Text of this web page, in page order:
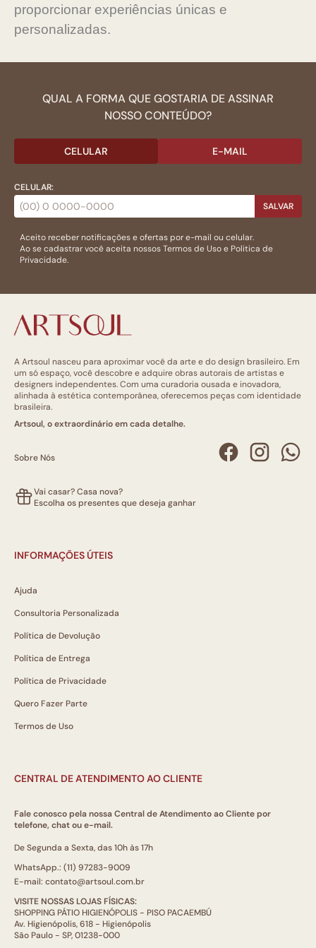
proporcionar experiências únicas e
personalizadas.
QUAL A FORMA QUE GOSTARIA DE ASSINAR
NOSSO CONTEÚDO?
CELULAR E-MAIL
CELULAR:
SALVAR
Aceito receber notificações e ofertas por e-mail ou celular.
Ao se cadastrar você aceita nossosTermos de Usoe Politica de
Privacidade.
A Artsoul nasceu para aproximar você da arte e do design brasileiro. Em
um só espaço, você descobre e adquire obras autorais de artistas e
designers independentes. Com uma curadoria ousada e inovadora,
alinhada à estética contemporânea, oferecemos peças com identidade
brasileira.
Artsoul, o extraordinário em cada detalhe.
Sobre Nós
Vai casar? Casa nova?
Escolha os presentes que deseja ganhar
INFORMAÇÕES ÚTEIS
Ajuda
Consultoria Personalizada
Política de Devolução
Política de Entrega
Política de Privacidade
Quero Fazer Parte
Termos de Uso
CENTRAL DE ATENDIMENTO AO CLIENTE
Fale conosco pela nossa Central de Atendimento ao Cliente por
telefone, chat ou e-mail.
De Segunda a Sexta, das 10h às 17h
WhatsApp.: (11) 97283-9009
E-mail: contato@artsoul.com.br
VISITE NOSSAS LOJAS FÍSICAS:
SHOPPING PÁTIO HIGIENÓPOLIS - PISO PACAEMBÚ
Av. Higienópolis, 618 - Higienópolis
São Paulo - SP, 01238-000